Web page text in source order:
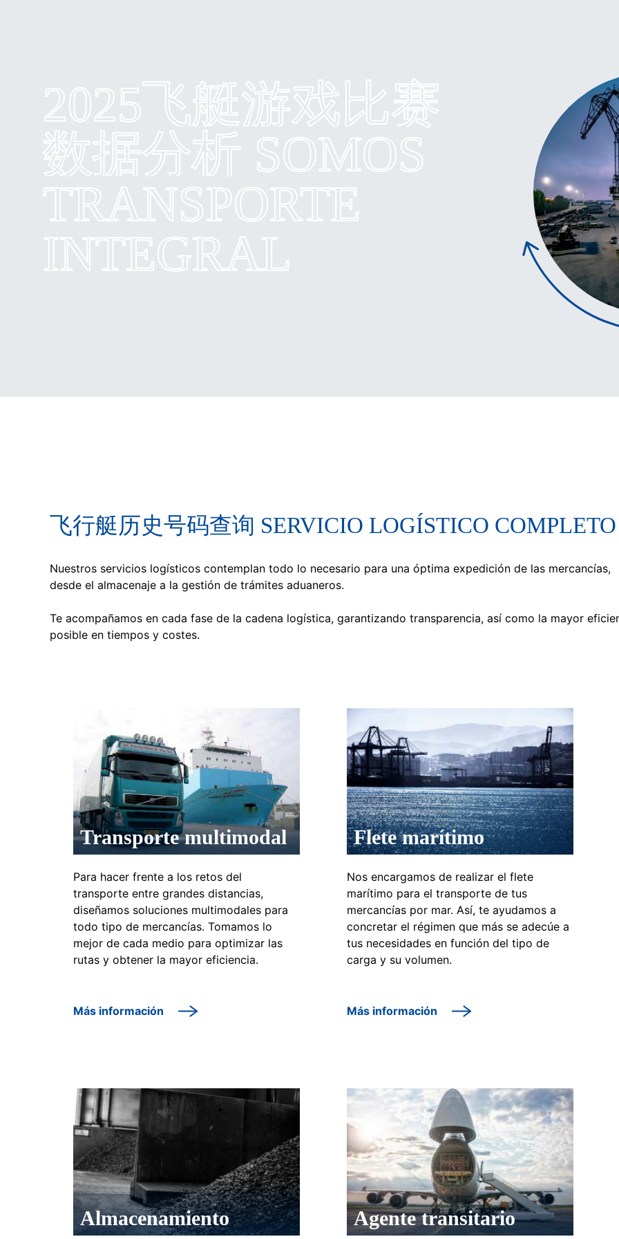
2025飞艇游戏比赛
数据分析 SOMOS
TRANSPORTE
INTEGRAL
飞行艇历史号码查询 SERVICIO LOGÍSTICO COMPLETO
Nuestros servicios logísticos contemplan todo lo necesario para una óptima expedición de las mercancías,
desde el almacenaje a la gestión de trámites aduaneros.
Te acompañamos en cada fase de la cadena logística, garantizando transparencia, así como la mayor
posible en tiempos y costes.
Transporte multimodal
Para hacer frente a los retos del
transporte entre grandes distancias,
diseñamos soluciones multimodales para
todo tipo de mercancías. Tomamos lo
mejor de cada medio para optimizar las
rutas y obtener la mayor eficiencia.
Más información
Flete marítimo
Nos encargamos de realizar el flete
marítimo para el transporte de tus
mercancías por mar. Así, te ayudamos a
concretar el régimen que más se adecúe a
tus necesidades en función del tipo de
carga y su volumen.
Más información
Almacenamiento Agente transitario